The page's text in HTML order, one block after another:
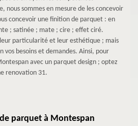
nous sommes en mesure de les concevoir
concevoir une finition de parquet : en
; satinée ; mate ; cire ; effet ciré.
particularité et leur esthétique ; mais
vos besoins et demandes. Ainsi, pour
avec un parquet design ; optez
renovation 31.
parquet à Montespan